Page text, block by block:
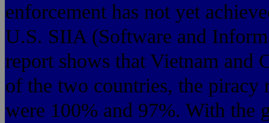
enforcement has not yet
U.S. SIIA (Software and
report shows that Vietnam and
of the two countries, the piracy
were 100% and 97%. With the